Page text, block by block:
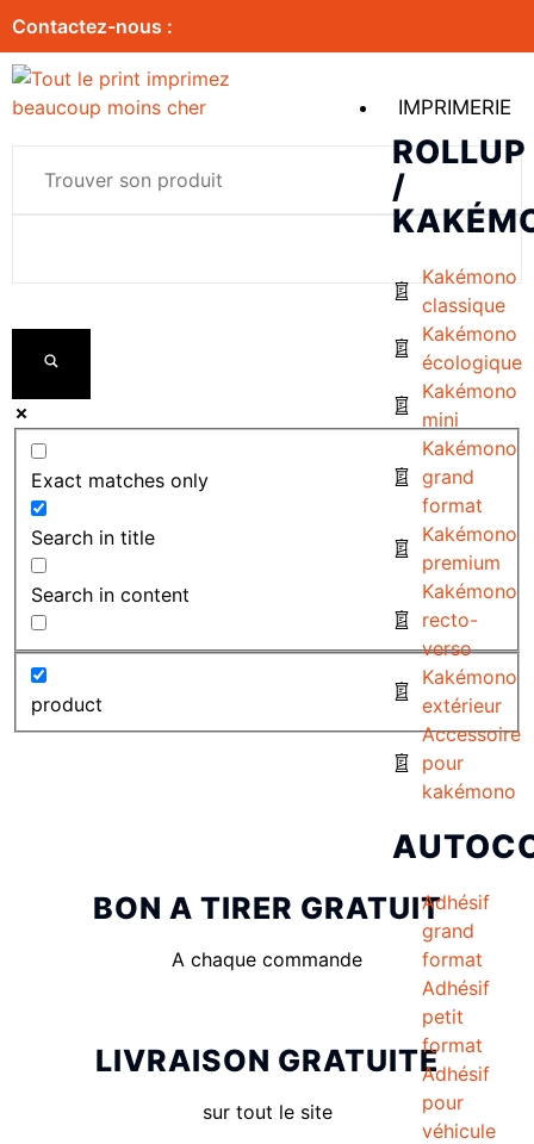
Contactez-nous :
IMPRIMERIE
ROLLUP
/
Kakémono
classique
Kakémono
écologique
Kakémono
mini
Kakémono
grand
format
Kakémono
premium
Kakémono
recto-
verso
Kakémono
extérieur
Accessoire
pour
kakémono
Adhésif
grand
format
Adhésif
petit
format
Adhésif
pour
véhicule
Exact matches only
Search in title
Search in content
product
BON A TIRER GRATUIT
A chaque commande
LIVRAISON GRATUITE
sur tout le site